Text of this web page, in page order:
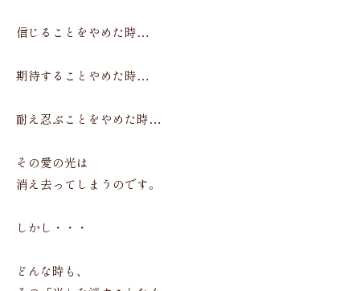
信じることをやめた時…
期待することやめた時…
耐え忍ぶことをやめた時…
その愛の光は
消え去ってしまうのです。
しかし・・・
どんな時も、